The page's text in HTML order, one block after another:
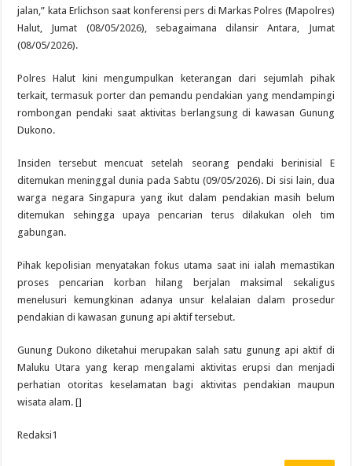
jalan,” kata Erlichson saat konferensi pers di Markas Polres (Mapolres)
Halut, Jumat (08/05/2026), sebagaimana dilansir Antara, Jumat
(08/05/2026).
Polres Halut kini mengumpulkan keterangan dari sejumlah pihak
terkait, termasuk porter dan pemandu pendakian yang mendampingi
rombongan pendaki saat aktivitas berlangsung di kawasan Gunung
Dukono.
Insiden tersebut mencuat setelah seorang pendaki berinisial E
ditemukan meninggal dunia pada Sabtu (09/05/2026). Di sisi lain, dua
warga negara Singapura yang ikut dalam pendakian masih belum
ditemukan sehingga upaya pencarian terus dilakukan oleh tim
gabungan.
Pihak kepolisian menyatakan fokus utama saat ini ialah memastikan
proses pencarian korban hilang berjalan maksimal sekaligus
menelusuri kemungkinan adanya unsur kelalaian dalam prosedur
pendakian di kawasan gunung api aktif tersebut.
Gunung Dukono diketahui merupakan salah satu gunung api aktif di
Maluku Utara yang kerap mengalami aktivitas erupsi dan menjadi
perhatian otoritas keselamatan bagi aktivitas pendakian maupun
wisata alam. []
Redaksi1